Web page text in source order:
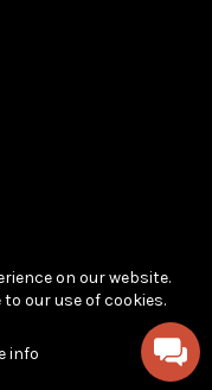
on our website.
our use of cookies.
info